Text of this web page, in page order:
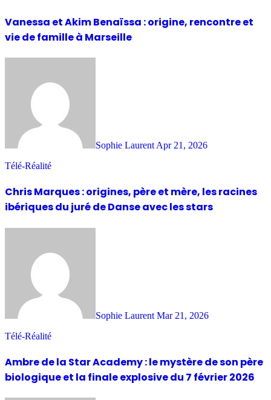
Vanessa et Akim Benaïssa : origine, rencontre et
vie de famille à Marseille
Sophie Laurent Apr 21, 2026
Télé-Réalité
Chris Marques : origines, père et mère, les racines
ibériques du juré de Danse avec les stars
Sophie Laurent Mar 21, 2026
Télé-Réalité
Ambre de la Star Academy : le mystère de son père
biologique et la finale explosive du 7 février 2026